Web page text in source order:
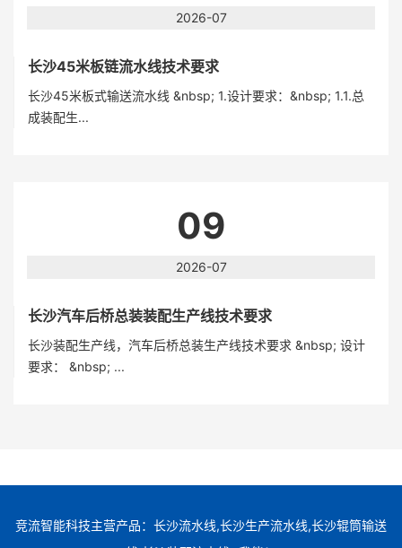
2026-07
长沙45米板链流水线技术要求
长沙45米板式输送流水线 &nbsp; 1.设计要求：&nbsp; 1.1.总
成装配生...
09
2026-07
长沙汽车后桥总装装配生产线技术要求
长沙装配生产线，汽车后桥总装生产线技术要求 &nbsp; 设计
要求： &nbsp; ...
竞流智能科技主营产品：长沙流水线,长沙生产流水线,长沙辊筒输送